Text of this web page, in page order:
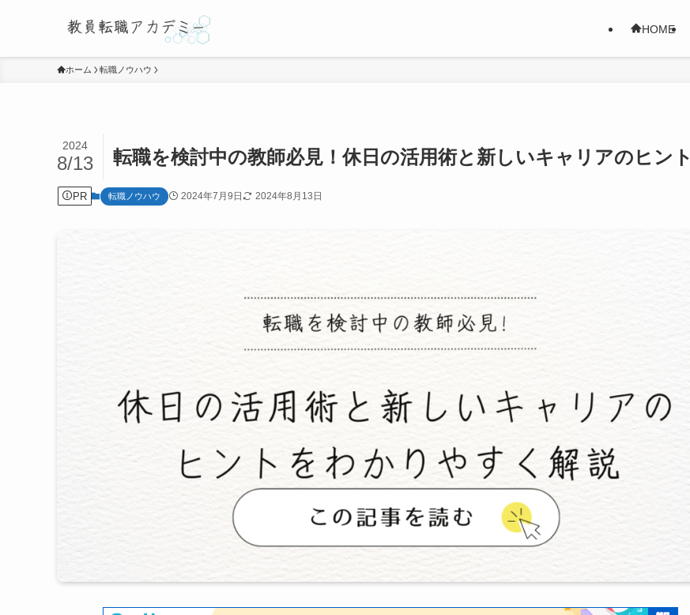
HOME
ホーム 転職ノウハウ
転職を検討中の教師必見！休日の活用術と新しいキャリアのヒント
2024
8/13
PR 転職ノウハウ 2024年7月9日 2024年8月13日